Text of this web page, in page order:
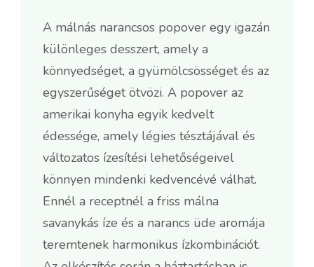
A málnás narancsos popover egy igazán
különleges desszert, amely a
könnyedséget, a gyümölcsösséget és az
egyszerűséget ötvözi. A popover az
amerikai konyha egyik kedvelt
édessége, amely légies tésztájával és
változatos ízesítési lehetőségeivel
könnyen mindenki kedvencévé válhat.
Ennél a receptnél a friss málna
savanykás íze és a narancs üde aromája
teremtenek harmonikus ízkombinációt.